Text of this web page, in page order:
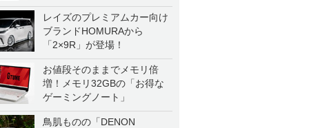
レイズのプレミアムカー向け
ブランドHOMURAから
「2×9R」が登場！
お値段そのままでメモリ倍
増！メモリ32GBの「お得な
ゲーミングノート」
鳥肌ものの「DENON